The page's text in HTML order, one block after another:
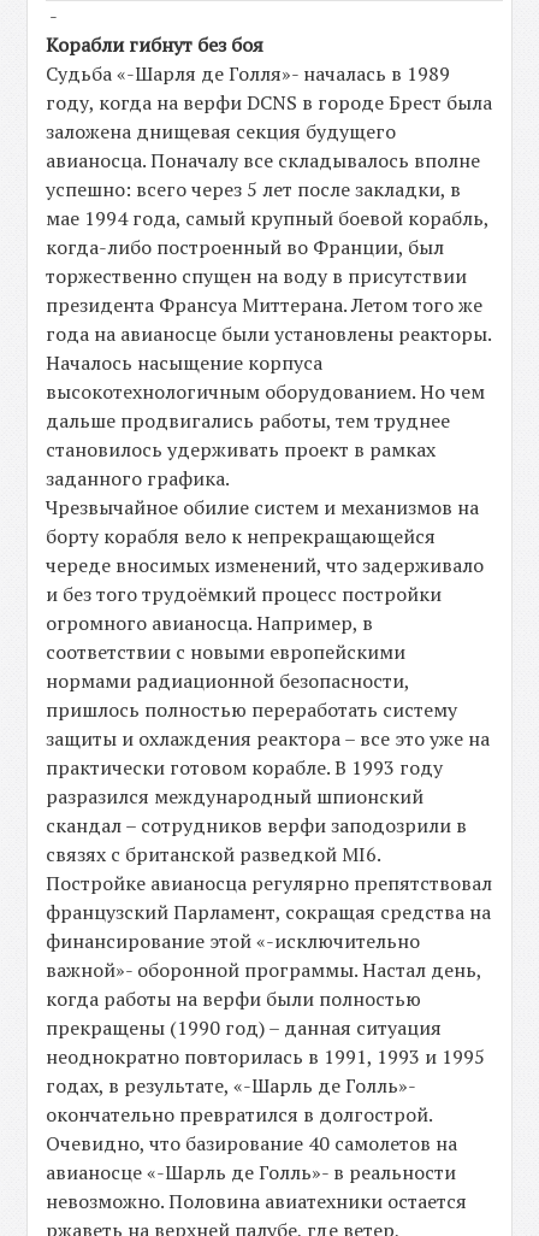
-
Корабли гибнут без боя
Судьба «-Шарля де Голля»- началась в 1989
году, когда на верфи DCNS в городе Брест была
заложена днищевая секция будущего
авианосца. Поначалу все складывалось вполне
успешно: всего через 5 лет после закладки, в
мае 1994 года, самый крупный боевой корабль,
когда-либо построенный во Франции, был
торжественно спущен на воду в присутствии
президента Франсуа Миттерана. Летом того же
года на авианосце были установлены реакторы.
Началось насыщение корпуса
высокотехнологичным оборудованием. Но чем
дальше продвигались работы, тем труднее
становилось удерживать проект в рамках
заданного графика.
Чрезвычайное обилие систем и механизмов на
борту корабля вело к непрекращающейся
череде вносимых изменений, что задерживало
и без того трудоёмкий процесс постройки
огромного авианосца. Например, в
соответствии с новыми европейскими
нормами радиационной безопасности,
пришлось полностью переработать систему
защиты и охлаждения реактора – все это уже на
практически готовом корабле. В 1993 году
разразился международный шпионский
скандал – сотрудников верфи заподозрили в
связях с британской разведкой MI6.
Постройке авианосца регулярно препятствовал
французский Парламент, сокращая средства на
финансирование этой «-исключительно
важной»- оборонной программы. Настал день,
когда работы на верфи были полностью
прекращены (1990 год) – данная ситуация
неоднократно повторилась в 1991, 1993 и 1995
годах, в результате, «-Шарль де Голль»-
окончательно превратился в долгострой.
Очевидно, что базирование 40 самолетов на
авианосце «-Шарль де Голль»- в реальности
невозможно. Половина авиатехники остается
ржаветь на верхней палубе, где ветер,